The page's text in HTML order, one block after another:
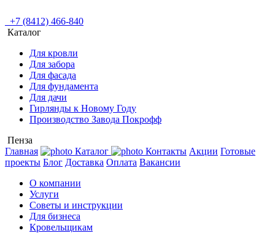
+7 (8412) 466-840
Каталог
Для кровли
Для забора
Для фасада
Для фундамента
Для дачи
Гирлянды к Новому Году
Производство Завода Покрофф
Пенза
Главная
Каталог Контакты Акции Готовые
проекты Блог Доставка Оплата Вакансии
О компании
Услуги
Советы и инструкции
Для бизнеса
Кровельщикам